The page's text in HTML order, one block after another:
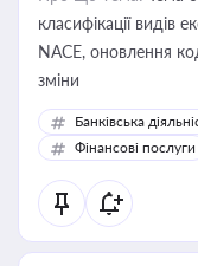
класифікації видів
NACE, оновлення
зміни
Банківська
Фінансові послуги